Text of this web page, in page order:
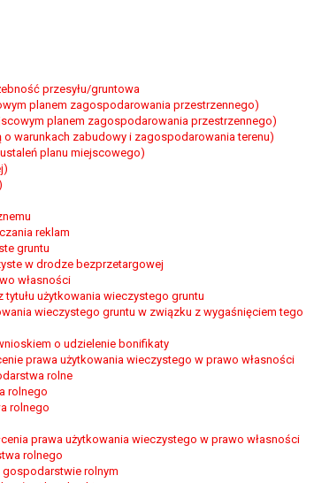
przesyłu/gruntowa
planem zagospodarowania przestrzennego)
planem zagospodarowania przestrzennego)
warunkach zabudowy i zagospodarowania terenu)
planu miejscowego)
reklam
gruntu
w drodze bezprzetargowej
własności
tytułu użytkowania wieczystego gruntu
wieczystego gruntu w związku z wygaśnięciem tego
o udzielenie bonifikaty
prawa użytkowania wieczystego w prawo własności
rolne
rolnego
rolnego
prawa użytkowania wieczystego w prawo własności
rolnego
rolnym